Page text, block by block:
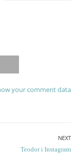
your comment data
NEXT
Next
Teodor i Instagram